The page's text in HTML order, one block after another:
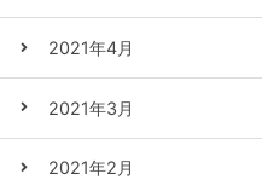
2021年4月
2021年3月
2021年2月